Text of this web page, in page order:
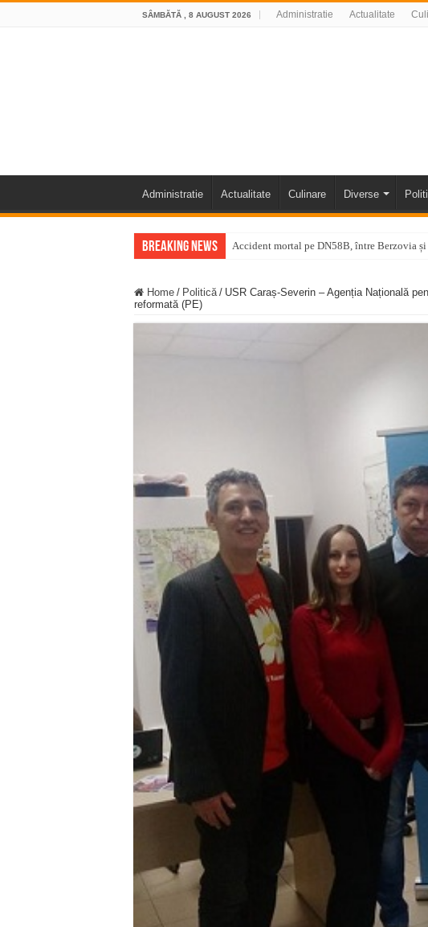
SÂMBĂTĂ , 8 AUGUST 2026 Administratie Actualitate
Administratie Actualitate Culinare Diverse
Breaking News Accident mortal pe DN58B, între Berzovia
Furtuna și vijelia au lovit Valea Almăjului și
Întreruperi temporare ale furnizării apei
Miresme de lavandă, mentă și flori de vară
ANUNȚ OPRIRE APĂ în Reșița – avarie –
ANUNŢ OPRIRE APĂ în CARANSEBEȘ –
Home / Politică / USR Caraș-Severin – Agenția Națională
reformată (PE)